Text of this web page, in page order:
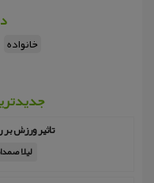
خانواده
تاثیر ورزش
لیلا